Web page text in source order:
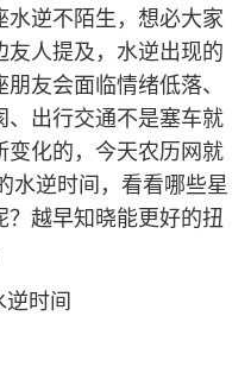
逆不陌生，想必大家
人提及，水逆出现的
友会面临情绪低落、
出行交通不是塞车就
化的，今天农历网就
水逆时间，看看哪些星
越早知晓能更好的扭